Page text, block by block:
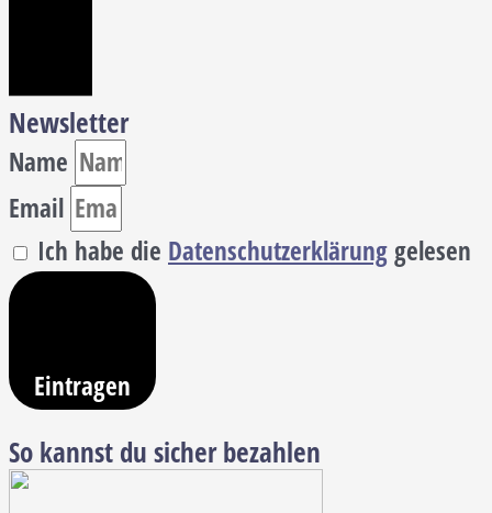
Newsletter
Name
Email
Ich habe die Datenschutzerklärunggelesen
Eintragen
So kannst du sicher bezahlen